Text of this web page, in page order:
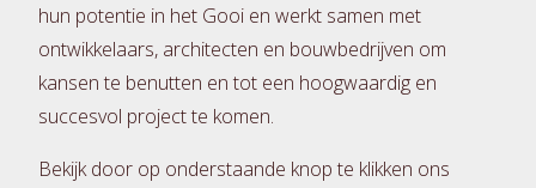
hun potentie in het Gooi en werkt samen met
ontwikkelaars, architecten en bouwbedrijven om
kansen te benutten en tot een hoogwaardig en
succesvol project te komen.
Bekijk door op onderstaande knop te klikken ons